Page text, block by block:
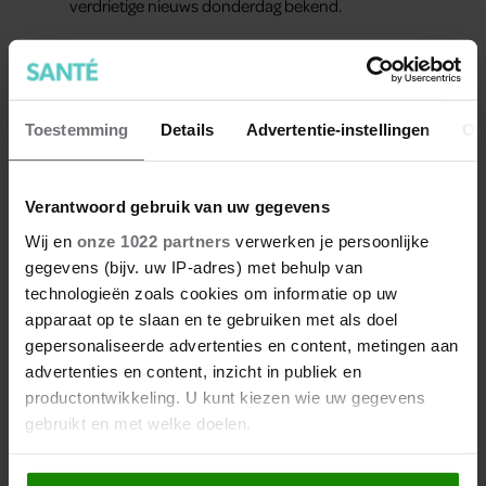
Toestemming Details Advertentie-instellingen
Verantwoord gebruik van uw gegevens
Wij en onze 1022 partners verwerken je persoonlijke
gegevens (bijv. uw IP-adres) met behulp van
technologieën zoals cookies om informatie op uw
apparaat op te slaan en te gebruiken met als doel
gepersonaliseerde advertenties en content, metingen aan
advertenties en content, inzicht in publiek en
productontwikkeling. U kunt kiezen wie uw gegevens
gebruikt en met welke doelen.
Als u het toestaat, willen we ook graag:
verdrietige nieuws donderdag bekend.
Wat als je stiekem verliefd op